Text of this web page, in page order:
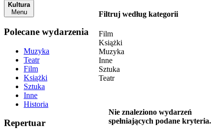
Kultura
Menu
Polecane wydarzenia
Muzyka
Teatr
Film
Książki
Sztuka
Inne
Historia
Repertuar
Filtruj według kategorii
Film
Książki
Muzyka
Inne
Sztuka
Teatr
Nie znaleziono wydarzeń
spełniających podane kryteria.